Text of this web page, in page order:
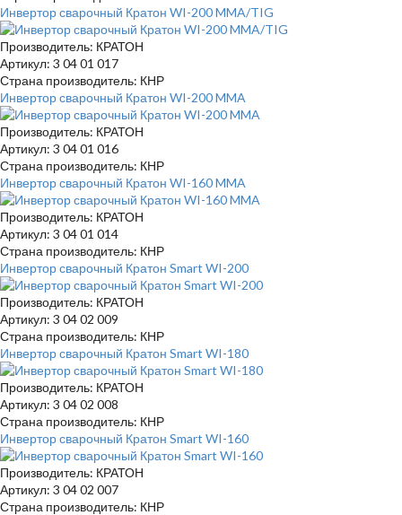
Инвертор сварочный Кратон WI-200 MMA/TIG
Производитель: КРАТОН
Артикул: 3 04 01 017
Страна производитель: КНР
Инвертор сварочный Кратон WI-200 MMA
Производитель: КРАТОН
Артикул: 3 04 01 016
Страна производитель: КНР
Инвертор сварочный Кратон WI-160 MMA
Производитель: КРАТОН
Артикул: 3 04 01 014
Страна производитель: КНР
Инвертор сварочный Кратон Smart WI-200
Производитель: КРАТОН
Артикул: 3 04 02 009
Страна производитель: КНР
Инвертор сварочный Кратон Smart WI-180
Производитель: КРАТОН
Артикул: 3 04 02 008
Страна производитель: КНР
Инвертор сварочный Кратон Smart WI-160
Производитель: КРАТОН
Артикул: 3 04 02 007
Страна производитель: КНР